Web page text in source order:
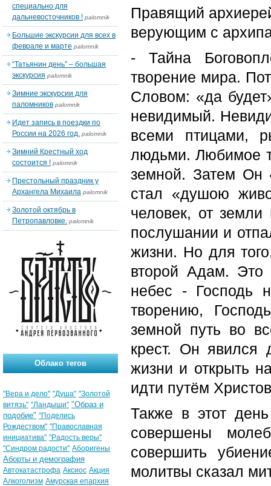
Правящий
верующим с
- Тайна
творение мира.
Словом: «да
невидимый.
всеми птицами,
людьми. Любимое
земной. Затем Он
стал «душою
человек, от
послушании и
жизни. Но для
второй Адам.
небес - Господь
творению,
земной путь во
крест. Он явился
жизни и открыть
идти путём
Также в этот
совершены
совершить
молитвы сказал
специально для
дальневосточников ! palomnik
Большие экскурсии для всех в
феврале и марте palomnik
“Татьянин день” – большая
экскурсия palomnik
Зимние экскурсии для
паломников palomnik
Идет запись в поездки по
России на 2026 год. palomnik
Зимний Крестный ход
состоится ! palomnik
Престольный праздник у
Архангела Михаила palomnik
Золотой октябрь в
Петропавловке. palomnik
Облако тегов
"Вера и дело" "Душа" "Золотой
витязь" "Ландыши" "Образ и
подобие" "Поделись
Рождеством" "Православная
инициатива" "Радость веры"
"Синдром радости" Аборигены
Аборты и демография
Автокатастрофа Аксиос Акция
Алкоголизм Амурская епархия